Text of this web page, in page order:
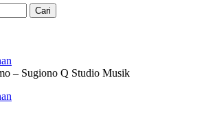
– Sugiono Q Studio Musik